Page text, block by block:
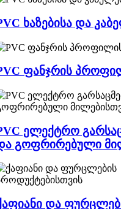
ხაზებისა და
ფანჯრის
ელექტრო
გოფრირებული
და